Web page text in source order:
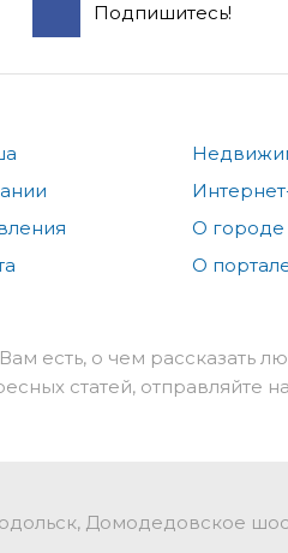
Подпишитесь!
О городе
О
есть, о чем рассказать
статей, отправляйте
Домодедовское